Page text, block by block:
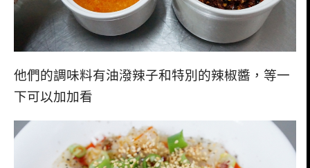
他們的調味料有油潑辣子和特別的辣椒醬，等一
下可以加加看